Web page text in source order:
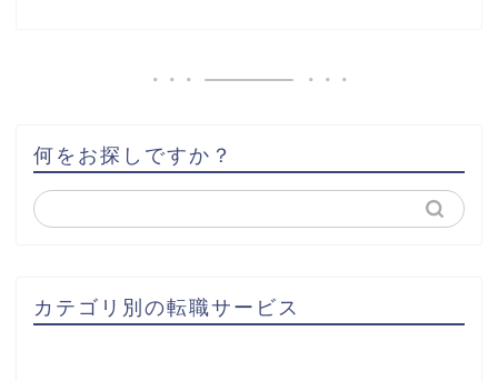
何をお探しですか？
カテゴリ別の転職サービス